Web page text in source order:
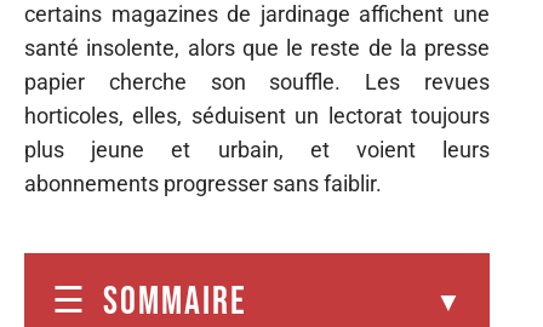
certains magazines de jardinage affichent une
santé insolente, alors que le reste de la presse
papier cherche son souffle. Les revues
horticoles, elles, séduisent un lectorat toujours
plus jeune et urbain, et voient leurs
abonnements progresser sans faiblir.
SOMMAIRE